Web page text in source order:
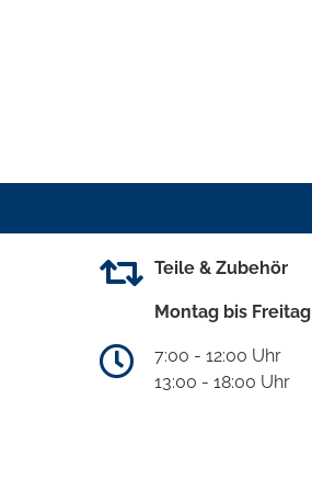
Teile & Zubehör
Montag bis Freitag
7:00 - 12:00 Uhr
13:00 - 18:00 Uhr